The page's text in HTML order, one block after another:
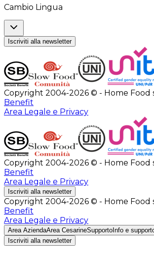
Cambio Lingua
Iscriviti alla newsletter
Copyright 2004-2026 © - Home Food
Benefit
Area Legale e Privacy
Copyright 2004-2026 © - Home Food
Benefit
Area Legale e Privacy
Iscriviti alla newsletter
Copyright 2004-2026 © - Home Food
Benefit
Area Legale e Privacy
Area AziendaArea CesarineSupporto Info e
Iscriviti alla newsletter